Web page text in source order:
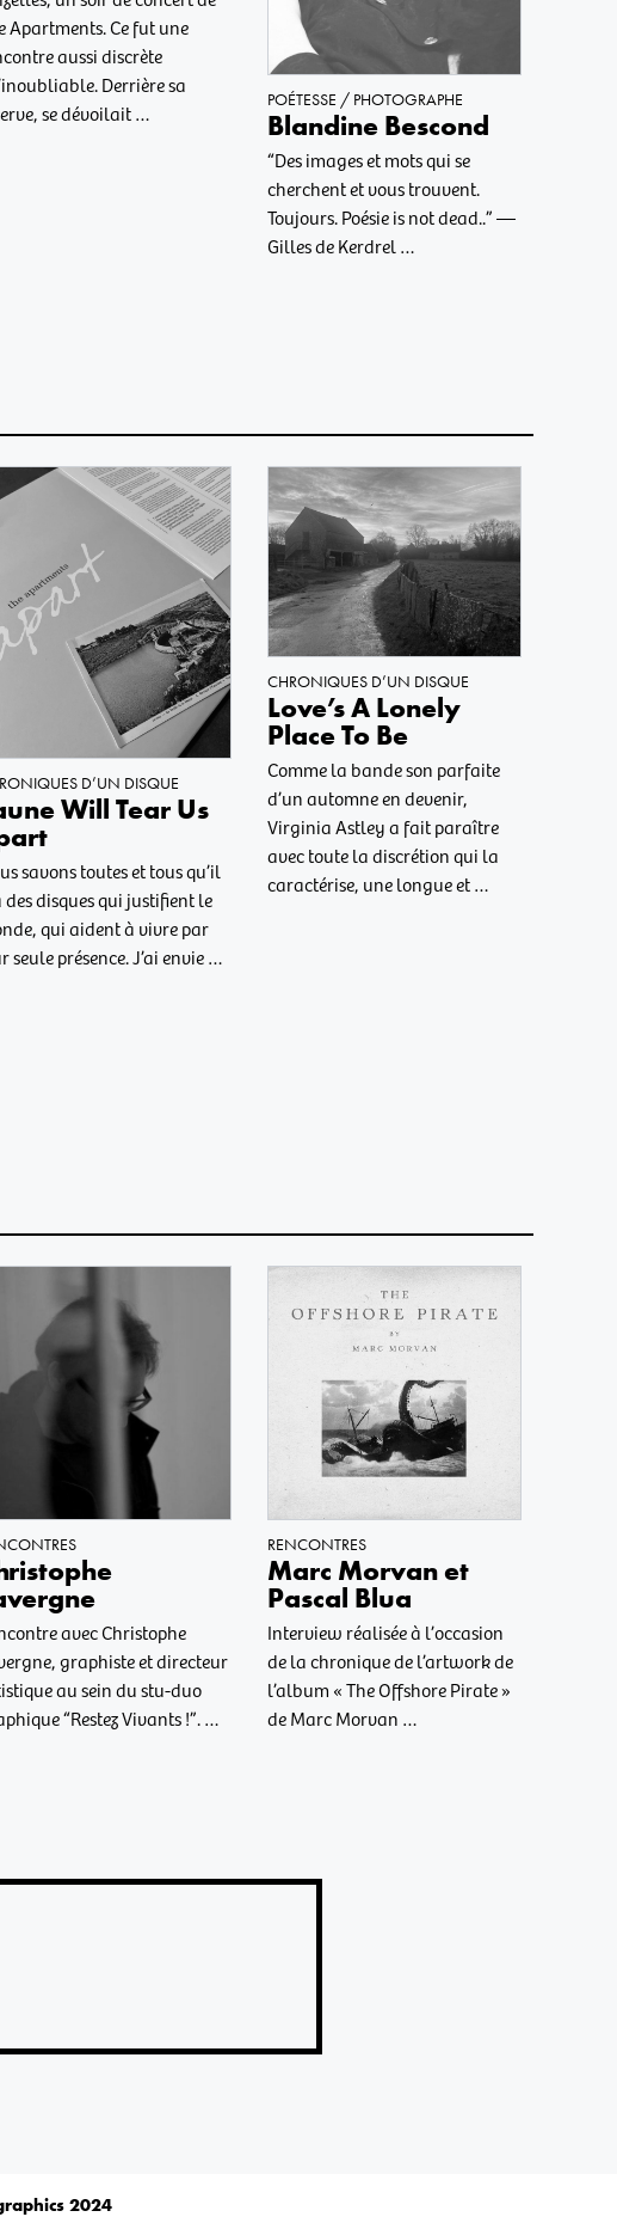
Apartments. Ce fut une
aussi discrète
Derrière sa
se dévoilait …
POÉTESSE / PHOTOGRAPHE
Blandine Bescond
“Des images et mots qui se
cherchent et vous trouvent.
Toujours. Poésie is not dead..” —
Gilles de Kerdrel …
D’UN DISQUE
Will Tear Us
savons toutes et tous qu’il
des disques qui justifient le
qui aident à vivre par
seule présence. J’ai envie …
CHRONIQUES D’UN DISQUE
Love’s A Lonely
Place To Be
Comme la bande son parfaite
d’un automne en devenir,
Virginia Astley a fait paraître
avec toute la discrétion qui la
caractérise, une longue et …
avec Christophe
graphiste et directeur
au sein du stu-duo
“Restez Vivants !”. …
RENCONTRES
Marc Morvan et
Pascal Blua
Interview réalisée à l’occasion
de la chronique de l’artwork de
l’album « The Offshore Pirate »
de Marc Morvan …
2024